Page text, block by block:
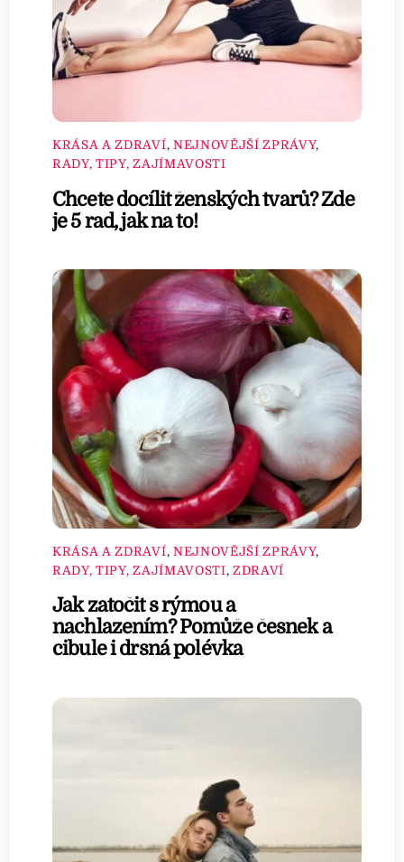
KRÁSA A ZDRAVÍ, NEJNOVĚJŠÍ ZPRÁVY,
RADY, TIPY, ZAJÍMAVOSTI
Chcete docílit ženských tvarů? Zde
je 5 rad, jak na to!
KRÁSA A ZDRAVÍ, NEJNOVĚJŠÍ ZPRÁVY,
RADY, TIPY, ZAJÍMAVOSTI, ZDRAVÍ
Jak zatočit s rýmou a
nachlazením? Pomůže česnek a
cibule i drsná polévka